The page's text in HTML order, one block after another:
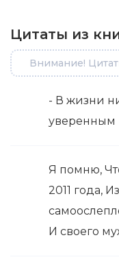
Цитаты из
Внимание!
- В жизни
уверенным
Я помню,
2011 года,
И своего